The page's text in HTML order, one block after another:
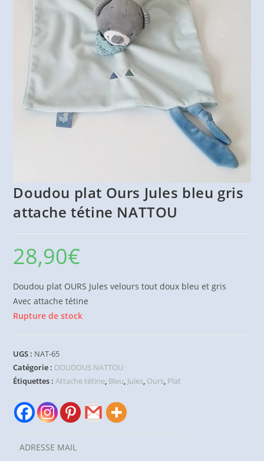
Doudou plat Ours Jules bleu gris
attache tétine NATTOU
28,90€
Doudou plat OURS Jules velours tout doux bleu et gris
Avec attache tétine
Rupture de stock
UGS : NAT-65
Catégorie : DOUDOUS NATTOU
Étiquettes :Attache tétine, Bleu, Jules, Ours, Plat